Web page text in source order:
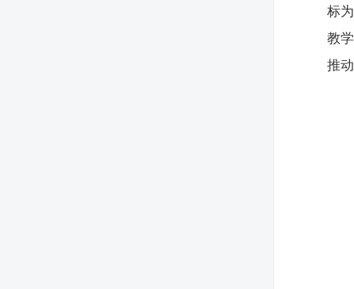
标
教
推